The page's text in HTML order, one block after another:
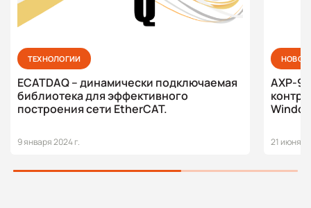
ТЕХНОЛОГИИ
ECATDAQ – динамически подключаемая
библиотека для эффективного
построения сети EtherCAT.
9 января 2024 г.
AXP-9000-
21 июня